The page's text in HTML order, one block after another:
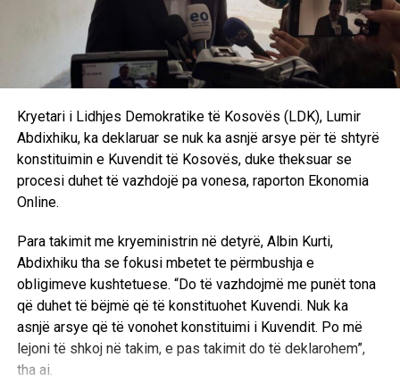
mjaftueshme, nuk është e dinjitetshme as për të dhënë
zgjidhje për krizën që jemi. Nuk mund ta pranojmë si të
tillë, nëse e doni LDK-në në qeverisje atëherë LDK duhet
të jetë e përfaqësuar”, deklaroi Abdixhiku. /Ekonomia
Kryetari i Lidhjes Demokratike të Kosovës (LDK), Lumir
Abdixhiku, ka deklaruar se nuk ka asnjë arsye për të shtyrë
konstituimin e Kuvendit të Kosovës, duke theksuar se
procesi duhet të vazhdojë pa vonesa, raporton Ekonomia
Online.
Para takimit me kryeministrin në detyrë, Albin Kurti,
Abdixhiku tha se fokusi mbetet te përmbushja e
obligimeve kushtetuese. “Do të vazhdojmë me punët tona
që duhet të bëjmë që të konstituohet Kuvendi. Nuk ka
asnjë arsye që të vonohet konstituimi i Kuvendit. Po më
lejoni të shkoj në takim, e pas takimit do të deklarohem”,
tha ai.